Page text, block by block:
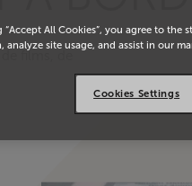
films, de
“Accept All Cookies”, you agree to
analyze site usage, and assist in our
Cookies Settings